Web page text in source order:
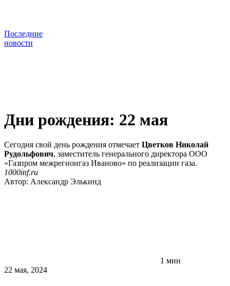
Последние
новости
Дни рождения: 22 мая
Сегодня свой день рождения отмечает Цветков Николай
Рудольфович, заместитель генерального директора ООО
«Газпром межрегионгаз Иваново» по реализации газа.
1000inf.ru
Автор: Александр Элькинд
1 мин
22 мая, 2024